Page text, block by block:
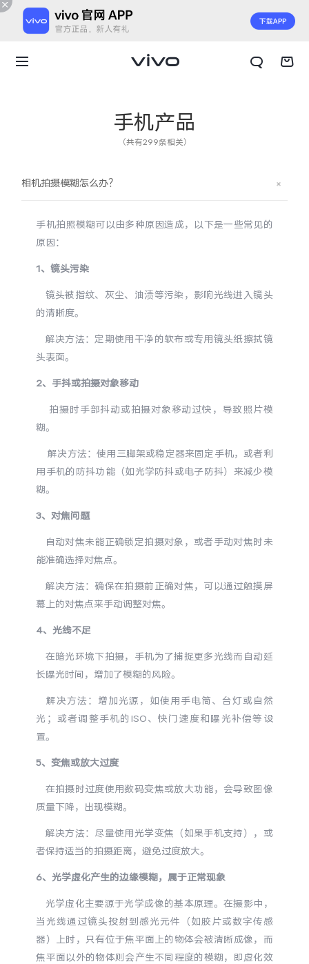
X300 Ultra X300s
S60
S30 Pro mini
全部S机型 对比S机型
Y600 Turbo
Y6 Y60
Y500 Pro Y500
Y50 5G Y50m 5G
全部Y机型 对比Y机型
iQOO Z11 Turbo iQOO Neo11
vivo TWS 5 Pro
vivo 头戴降噪耳机
iQOO Pad6 Pro iQOO TWS 5e
手机产品
（共有299条相关）
相机拍摄模糊怎么办？
手机拍照模糊可以由多种原因造成，以下是一些常见的
原因：
1、镜头污染
镜头被指纹、灰尘、油渍等污染，影响光线进入镜头
的清晰度。
解决方法：定期使用干净的软布或专用镜头纸擦拭镜
头表面。
2、手抖或拍摄对象移动
拍摄时手部抖动或拍摄对象移动过快，导致照片模
糊。
解决方法：使用三脚架或稳定器来固定手机，或者利
用手机的防抖功能（如光学防抖或电子防抖）来减少模
糊。
3、对焦问题
自动对焦未能正确锁定拍摄对象，或者手动对焦时未
能准确选择对焦点。
解决方法：确保在拍摄前正确对焦，可以通过触摸屏
幕上的对焦点来手动调整对焦。
4、光线不足
在暗光环境下拍摄，手机为了捕捉更多光线而自动延
长曝光时间，增加了模糊的风险。
解决方法：增加光源，如使用手电筒、台灯或自然
光；或者调整手机的ISO、快门速度和曝光补偿等设
置。
5、变焦或放大过度
在拍摄时过度使用数码变焦或放大功能，会导致图像
质量下降，出现模糊。
解决方法：尽量使用光学变焦（如果手机支持），或
者保持适当的拍摄距离，避免过度放大。
6、光学虚化产生的边缘模糊，属于正常现象
光学虚化主要源于光学成像的基本原理。在摄影中，
当光线通过镜头投射到感光元件（如胶片或数字传感
器）上时，只有位于焦平面上的物体会被清晰成像，而
焦平面以外的物体则会产生不同程度的模糊，即虚化效